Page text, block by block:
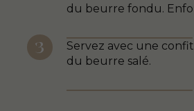
du beurre fondu.
Servez avec une
du beurre salé.